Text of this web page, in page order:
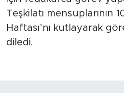
Teşkilatı mensuplarının
Haftası’nı kutlayarak
diledi.